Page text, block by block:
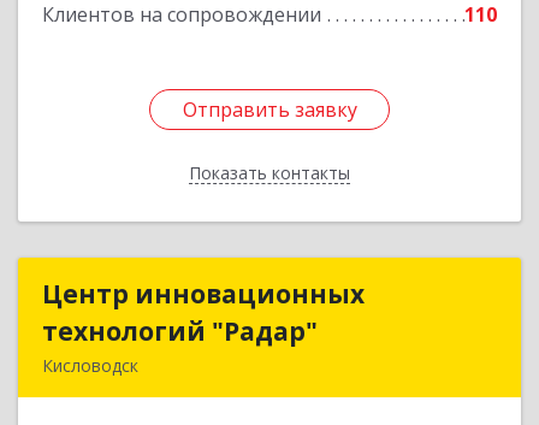
Клиентов на сопровождении 110
Отправить заявку
Показать контакты
Подробнее
Отправить заявку
Назад
Центр инновационных
технологий "Радар"
Кисловодск
Центр инновационных
технологий "Радар"